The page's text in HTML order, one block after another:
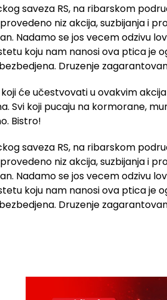
će učestvovati u ovakvim
Svi koji pucaju na kormorane,
Bistro!